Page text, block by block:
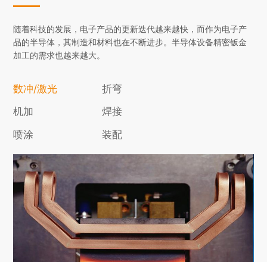
随着科技的发展，电子产品的更新迭代越来越快，而作为电子产
品的半导体，其制造和材料也在不断进步。半导体设备精密钣金
加工的需求也越来越大。
数冲/激光
折弯
机加
焊接
喷涂
装配